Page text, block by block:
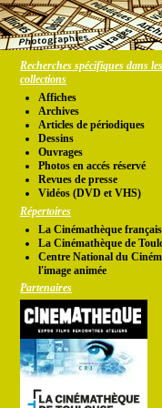
Recherches spécifiques dans les
collections
Affiches
Archives
Articles de périodiques
Dessins
Ouvrages
Photos en accés réservé
Revues de presse
Vidéos (DVD et VHS)
Répertoires
La Cinémathèque
La Cinémathèque de
Centre National du
l'image animée
Partenaires